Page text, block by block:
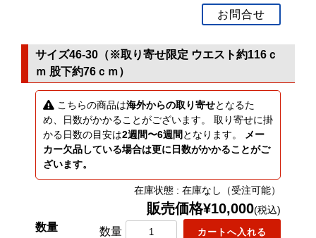
お問合せ
サイズ46-30（※取り寄せ限定 ウエスト約116ｃ
ｍ 股下約76ｃｍ）
こちらの商品は海外からの取り寄せとなるた
め、日数がかかることがございます。 取り寄せに掛
かる日数の目安は2週間〜6週間 となります。
メー
カー欠品している場合は更に日数がかかることがご
ざいます。
在庫状態 : 在庫なし（受注可能）
販売価格¥10,000(税込)
数量